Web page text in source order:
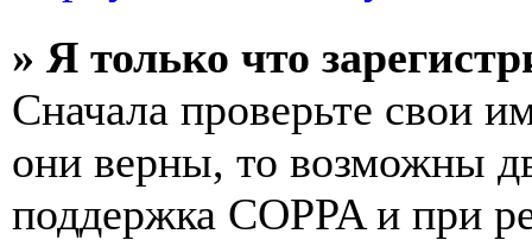
» Я только что
Сначала проверьте свои
они верны, то возможны
поддержка COPPA и при